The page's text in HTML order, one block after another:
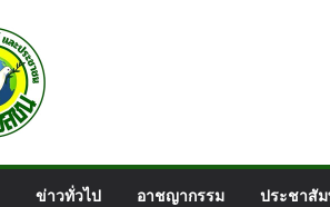
ข่าวทั่วไป อาชญากรรม ประชาสั